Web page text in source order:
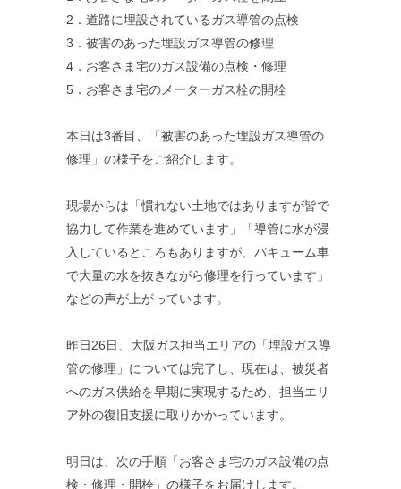
2．道路に埋設されているガス導管の点検
3．被害のあった埋設ガス導管の修理
4．お客さま宅のガス設備の点検・修理
5．お客さま宅のメーターガス栓の開栓
本日は3番目、「被害のあった埋設ガス導管の
修理」の様子をご紹介します。
現場からは「慣れない土地ではありますが皆で
協力して作業を進めています」「導管に水が浸
入しているところもありますが、バキューム車
で大量の水を抜きながら修理を行っています」
などの声が上がっています。
昨日26日、大阪ガス担当エリアの「埋設ガス導
管の修理」については完了し、現在は、被災者
へのガス供給を早期に実現するため、担当エリ
ア外の復旧支援に取りかかっています。
明日は、次の手順「お客さま宅のガス設備の点
検・修理・開栓」の様子をお届けします。